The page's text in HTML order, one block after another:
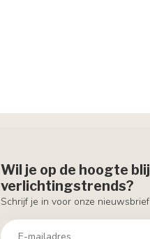
Wil je op de hoogte
verlichtingstrends?
Schrijf je in voor onze nieuwsbrief